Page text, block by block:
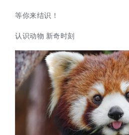
等你来结识！
认识动物 新奇时刻